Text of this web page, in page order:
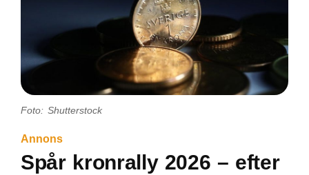
Foto: Shutterstock
Annons
Spår kronrally 2026 – efter